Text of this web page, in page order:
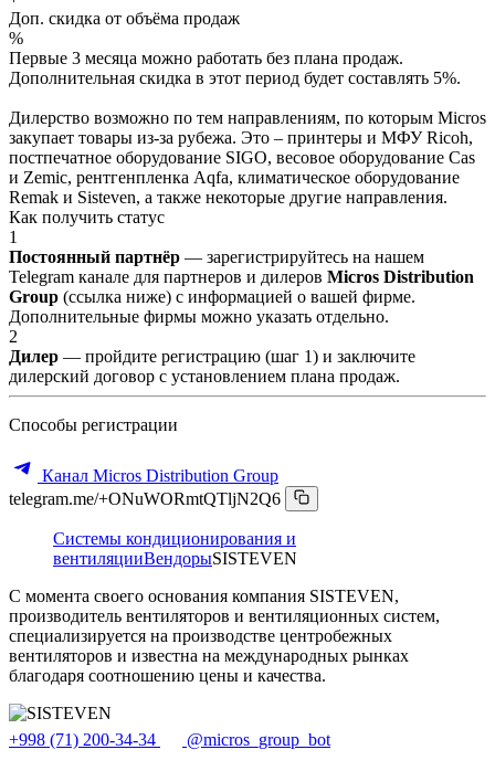
Доп. скидка от объёма продаж
%
Первые 3 месяца можно работать без плана продаж.
Дополнительная скидка в этот период будет составлять 5%.
Дилерство возможно по тем направлениям, по которым Micros
закупает товары из-за рубежа. Это – принтеры и МФУ Ricoh,
постпечатное оборудование SIGO, весовое оборудование Cas
и Zemic, рентгенпленка Aqfa, климатическое оборудование
Remak и Sisteven, а также некоторые другие направления.
Как получить статус
1
Постоянный партнёр — зарегистрируйтесь на нашем
Telegram канале для партнеров и дилеров Micros Distribution
Group (ссылка ниже) с информацией о вашей фирме.
Дополнительные фирмы можно указать отдельно.
2
Дилер — пройдите регистрацию (шаг 1) и заключите
дилерский договор с установлением плана продаж.
Способы регистрации
Канал Micros Distribution Group
telegram.me/+ONuWORmtQTljN2Q6
Системы кондиционирования и
вентиляцииВендорыSISTEVEN
С момента своего основания компания SISTEVEN,
производитель вентиляторов и вентиляционных систем,
специализируется на производстве центробежных
вентиляторов и известна на международных рынках
благодаря соотношению цены и качества.
+998 (71) 200-34-34 @micros_group_bot